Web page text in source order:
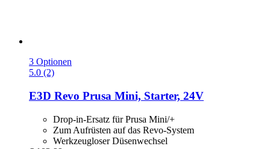
3 Optionen
5.0 (2)
E3D Revo Prusa Mini, Starter, 24V
Drop-in-Ersatz für Prusa Mini/+
Zum Aufrüsten auf das Revo-System
Werkzeugloser Düsenwechsel